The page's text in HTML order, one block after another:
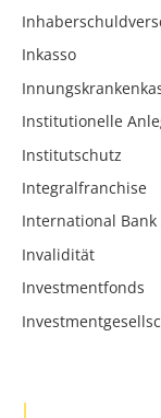
Inkasso
Institutionelle
Institutschutz
Integralfranchise
International Bank
Invalidität
Investmentfonds